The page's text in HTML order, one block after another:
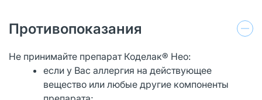
Противопоказания
Не принимайте препарат Коделак® Нео:
если у Вас аллергия на действующее
вещество или любые другие компоненты